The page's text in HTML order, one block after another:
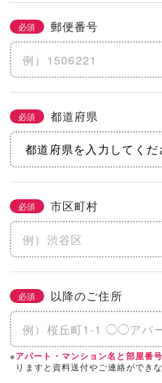
必須 郵便番号
必須 都道府県
必須 市区町村
必須 以降のご住所
※アパート・マンション名と部屋番号
りますと資料送付やご連絡ができ